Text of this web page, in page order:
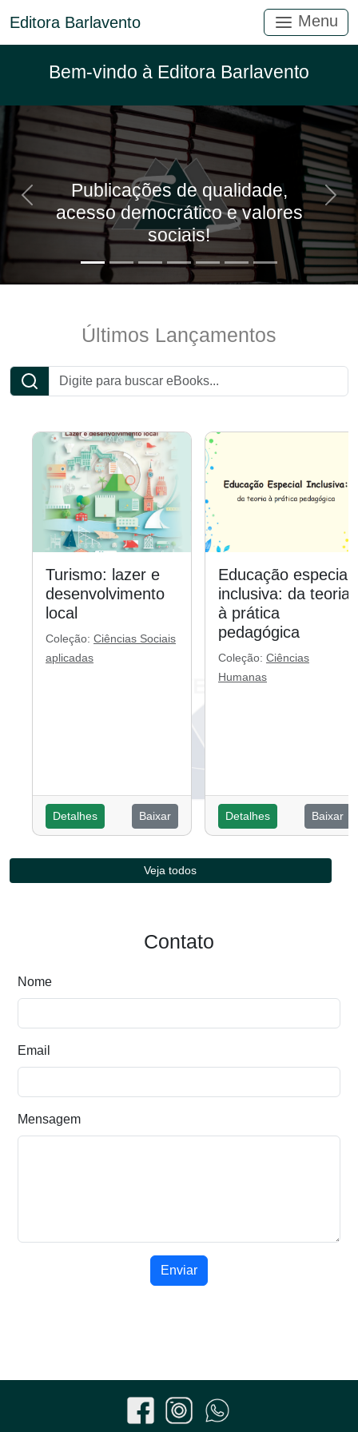
Editora Barlavento Menu
Bem-vindo à Editora Barlavento
Publicações de qualidade,
acesso democrático e valores
sociais!
Anterior
Últimos Lançamentos
Turismo: lazer e
desenvolvimento
local
Coleção: Ciências Sociais
aplicadas
Detalhes Baixar
Educação especial
inclusiva: da teoria
à prática
pedagógica
Coleção: Ciências
Humanas
Detalhes Baixar
Veja todos
Contato
Nome
Email
Mensagem
Enviar